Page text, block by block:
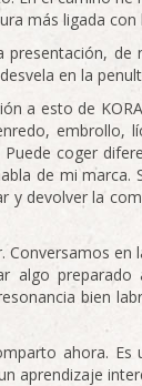
más ligada
presentación,
en la
a esto de
embrollo,
coger
de mi
y devolver la
Conversamos
algo
bien
ahora. Es
aprendizaje